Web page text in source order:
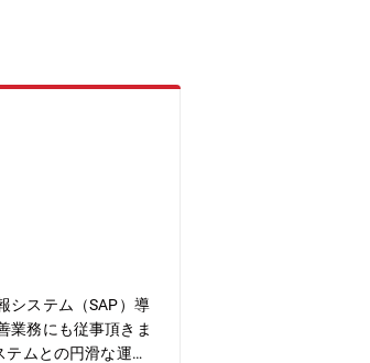
システム（SAP）導
業務にも従事頂きま
ムとの円滑な運用